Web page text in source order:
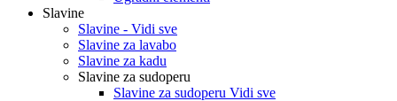
Slavine
Slavine - Vidi sve
Slavine za lavabo
Slavine za kadu
Slavine za sudoperu
Slavine za sudoperu Vidi sve